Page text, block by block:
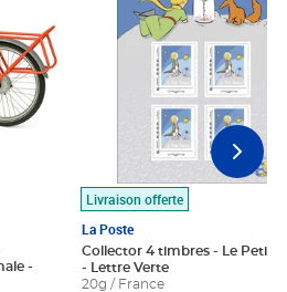
Livraison offerte
La Poste
Collector 4 timbres - Le Petit
- Lettre Verte
20g / France